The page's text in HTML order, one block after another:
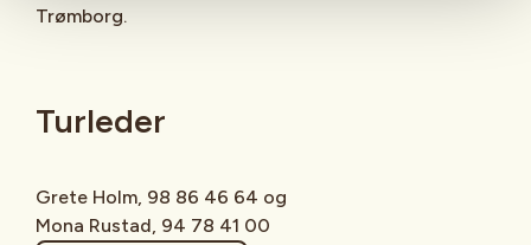
Trømborg.
Turleder
Grete Holm, 98 86 46 64 og
Mona Rustad, 94 78 41 00